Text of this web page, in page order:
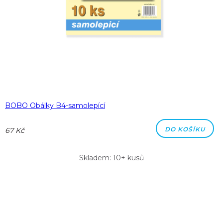
BOBO Obálky B4-samolepící
67 Kč DO KOŠÍKU
Skladem: 10+ kusů